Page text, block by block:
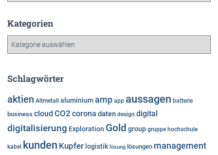
h
Kategorien
g
r
i
e
Schlagwörter
aktien Altmetall aluminiumamp app aussagen batterie
business cloud CO2 corona daten design digital
digitalisierung Exploration Gold group gruppe hochschule
kabel kunden Kupfer logistik lösung lösungen management